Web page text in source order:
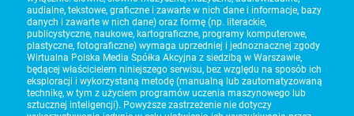
audialne, tekstowe, graficzne i zawarte w nich dane i informacje, bazy
danych i zawarte w nich dane) oraz formę (np. literackie,
publicystyczne, naukowe, kartograficzne, programy komputerowe,
plastyczne, fotograficzne) wymaga uprzedniej i jednoznacznej zgody
Wirtualna Polska Media Spółka Akcyjna z siedzibą w Warszawie,
będącej właścicielem niniejszego serwisu, bez względu na sposób ich
eksploracji i wykorzystaną metodę (manualną lub zautomatyzowaną
technikę, w tym z użyciem programów uczenia maszynowego lub
sztucznej inteligencji). Powyższe zastrzeżenie nie dotyczy